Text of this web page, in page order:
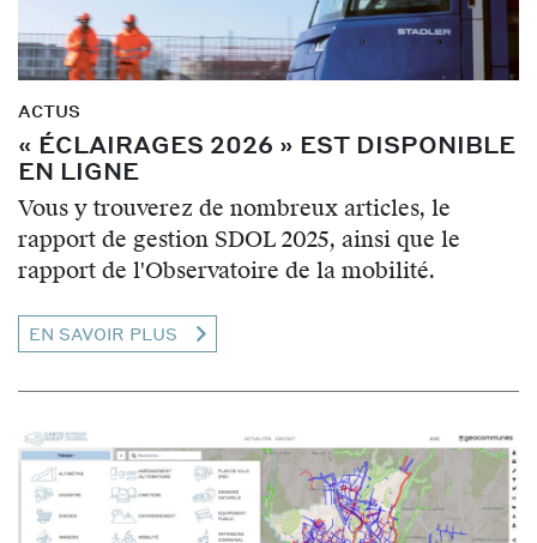
ACTUS
« ÉCLAIRAGES 2026 » EST DISPONIBLE
EN LIGNE
Vous y trouverez de nombreux articles, le
rapport de gestion SDOL 2025, ainsi que le
rapport de l'Observatoire de la mobilité.
EN SAVOIR PLUS